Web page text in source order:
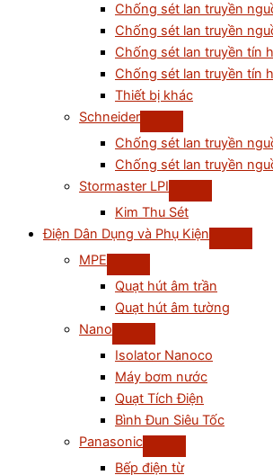
Chống sét lan truyền
Chống sét lan truyền
Chống sét lan truyền tín
Chống sét lan truyền tín
Thiết bị khác
Schneider
Chống sét lan truyền
Chống sét lan truyền
Stormaster LPI
Kim Thu Sét
Điện Dân Dụng và Phụ Kiện
MPE
Quạt hút âm trần
Quạt hút âm tường
Nano
Isolator Nanoco
Máy bơm nước
Quạt Tích Điện
Bình Đun Siêu Tốc
Panasonic
Bếp điện từ